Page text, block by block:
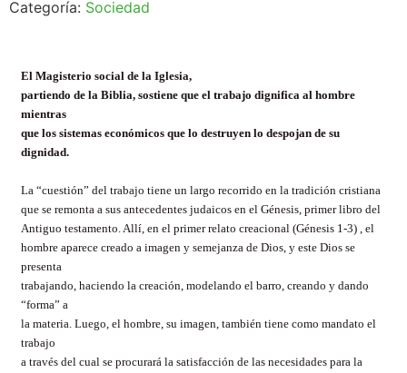
Categoría: Sociedad
El Magisterio social de la Iglesia,
partiendo de la Biblia, sostiene que el trabajo dignifica al hombre
mientras
que los sistemas económicos que lo destruyen lo despojan de su
dignidad.
La “cuestión” del trabajo tiene un largo recorrido en la tradición cristiana
que se remonta a sus antecedentes judaicos en el Génesis, primer libro del
Antiguo testamento. Allí, en el primer relato creacional (Génesis 1-3) , el
hombre aparece creado a imagen y semejanza de Dios, y este Dios se
presenta
trabajando, haciendo la creación, modelando el barro, creando y dando
“forma” a
la materia. Luego, el hombre, su imagen, también tiene como mandato el
trabajo
a través del cual se procurará la satisfacción de las necesidades para la